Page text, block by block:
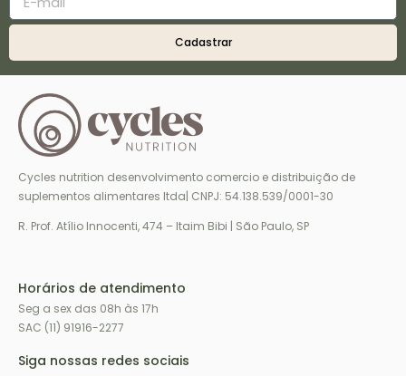
Cadastrar
Cycles nutrition desenvolvimento comercio e distribuição de
suplementos alimentares ltda| CNPJ: 54.138.539/0001-30
R. Prof. Atílio Innocenti, 474 – Itaim Bibi | São Paulo, SP
Horários de atendimento
Seg a sex das 08h às 17h
SAC (11) 91916-2277
Siga nossas redes sociais